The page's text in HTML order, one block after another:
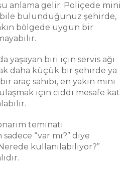
anlama gelir: Poliçede mini
bile bulunduğunuz şehirde,
bölgede uygun bir
yaşayan biri için servis ağı
daha küçük bir şehirde ya
araç sahibi, en yakın mini
için ciddi mesafe kat
teminatı
“var mı?” diye
kullanılabiliyor?”